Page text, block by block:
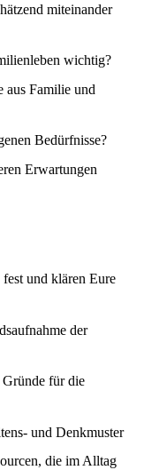
miteinander
wichtig?
aus Familie und
Bedürfnisse?
Erwartungen
und klären Eure
der
für die
und Denkmuster
die im Alltag